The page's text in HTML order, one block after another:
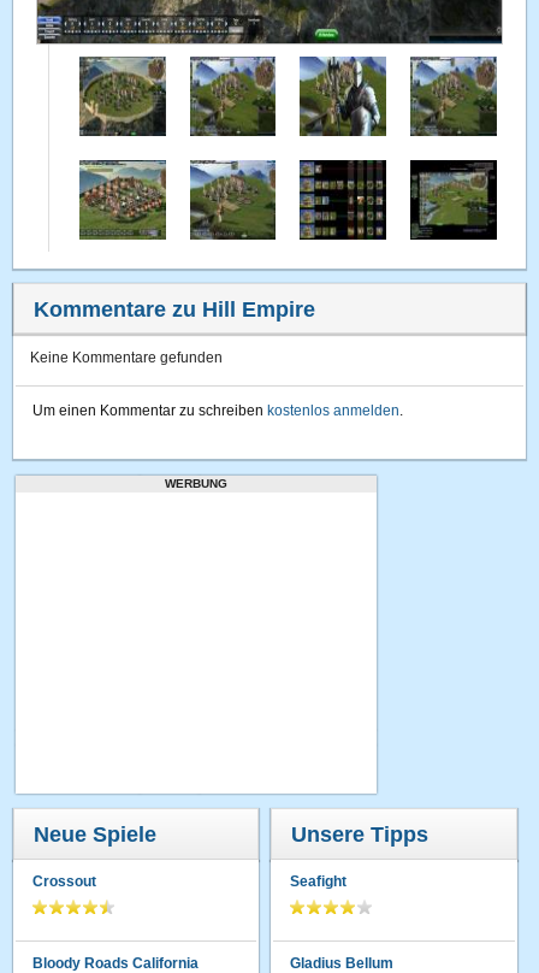
Kommentare zu Hill Empire
Keine Kommentare gefunden
Um einen Kommentar zu schreiben kostenlos anmelden.
WERBUNG
Neue Spiele
Crossout
Bloody Roads California
Unsere Tipps
Seafight
Gladius Bellum